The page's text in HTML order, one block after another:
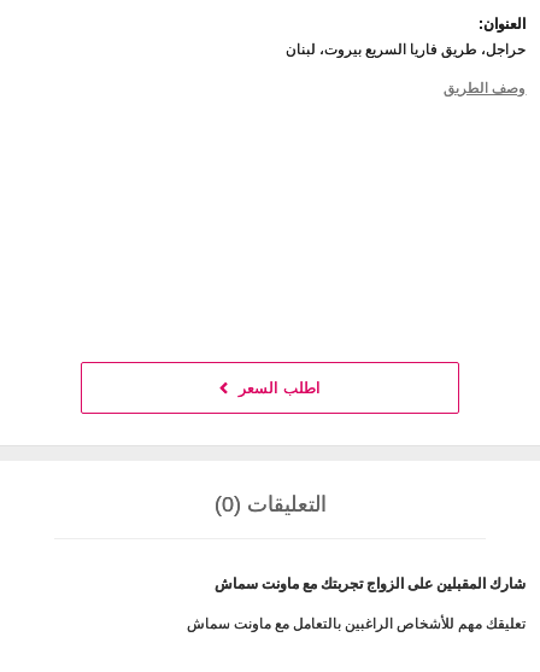
العنوان:
حراجل، طريق فاريا السريع بيروت، لبنان
وصف الطريق
اطلب السعر
التعليقات (0)
شارك المقبلين على الزواج تجربتك مع ماونت سماش
تعليقك مهم للأشخاص الراغبين بالتعامل مع ماونت سماش